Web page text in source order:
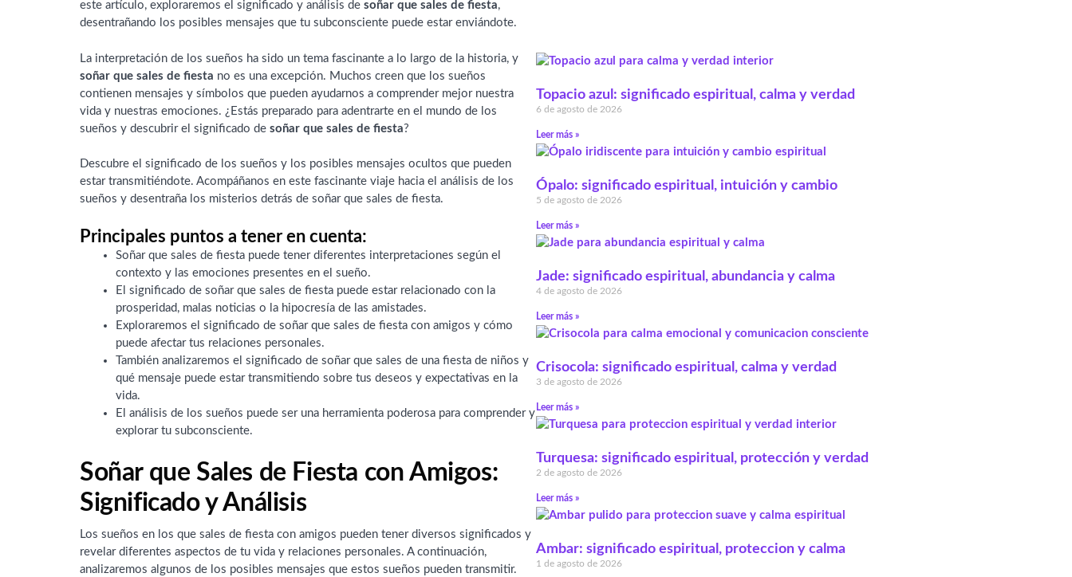
este artículo, exploraremos el significado y análisis desoñar que sales de fiesta,
desentrañando los posibles mensajes que tu subconsciente puede estar enviándote.
La interpretación de los sueños ha sido un tema fascinante a lo largo de la historia, y
soñar que sales de fiesta no es una excepción. Muchos creen que los sueños
contienen mensajes y símbolos que pueden ayudarnos a comprender mejor nuestra
vida y nuestras emociones. ¿Estás preparado para adentrarte en el mundo de los
sueños y descubrir el significado desoñar que sales de fiesta?
Descubre el significado de los sueños y los posibles mensajes ocultos que pueden
estar transmitiéndote. Acompáñanos en este fascinante viaje hacia el análisis de los
sueños y desentraña los misterios detrás de soñar que sales de fiesta.
Principales puntos a tener en cuenta:
Soñar que sales de fiesta puede tener diferentes interpretaciones según el
contexto y las emociones presentes en el sueño.
El significado de soñar que sales de fiesta puede estar relacionado con la
prosperidad, malas noticias o la hipocresía de las amistades.
Exploraremos el significado de soñar que sales de fiesta con amigos y cómo
puede afectar tus relaciones personales.
También analizaremos el significado de soñar que sales de una fiesta de niños y
qué mensaje puede estar transmitiendo sobre tus deseos y expectativas en la
vida.
El análisis de los sueños puede ser una herramienta poderosa para comprender y
explorar tu subconsciente.
Soñar que Sales de Fiesta con Amigos:
Significado y Análisis
Los sueños en los que sales de fiesta con amigos pueden tener diversos significados y
revelar diferentes aspectos de tu vida y relaciones personales. A continuación,
analizaremos algunos de los posibles mensajes que estos sueños pueden transmitir.
Topacio azul: significado espiritual, calma y verdad
6 de agosto de 2026
Leer más »
Ópalo: significado espiritual, intuición y cambio
5 de agosto de 2026
Leer más »
Jade: significado espiritual, abundancia y calma
4 de agosto de 2026
Leer más »
Crisocola: significado espiritual, calma y verdad
3 de agosto de 2026
Leer más »
Turquesa: significado espiritual, protección y verdad
2 de agosto de 2026
Leer más »
Ambar: significado espiritual, proteccion y calma
1 de agosto de 2026